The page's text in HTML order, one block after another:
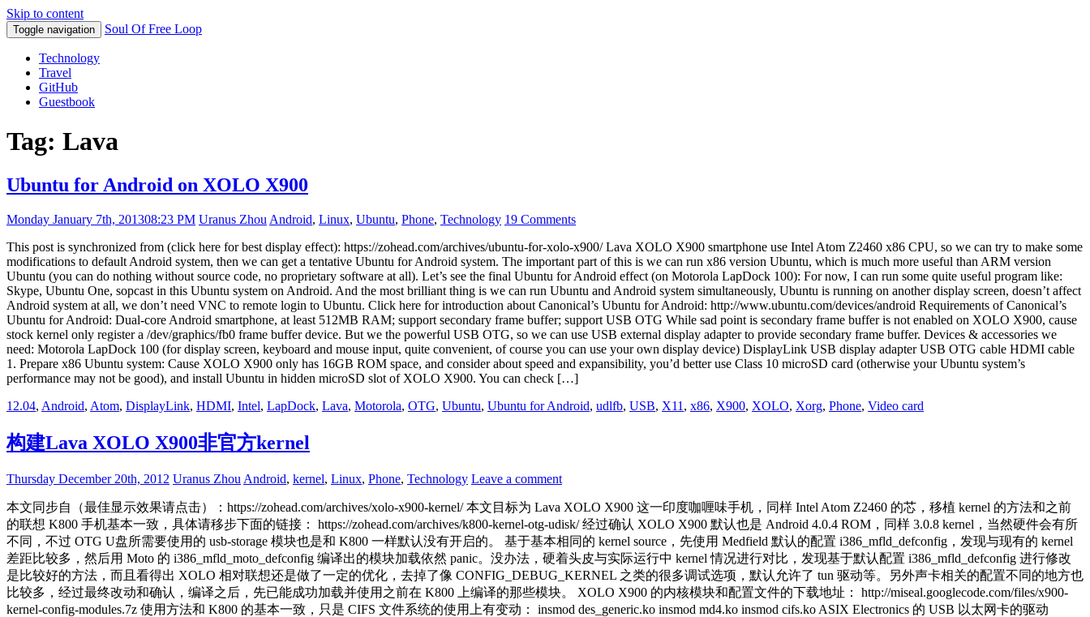
Skip to content
Toggle navigation Soul Of Free Loop
Technology
Travel
GitHub
Guestbook
Tag: Lava
Ubuntu for Android on XOLO X900
Monday January 7th, 201308:23 PM Uranus Zhou Android, Linux, Ubuntu, Phone, Technology 19 Comments
This post is synchronized from (click here for best display effect): https://zohead.com/archives/ubuntu-for-xolo-x900/ Lava XOLO X900 smartphone use Intel Atom Z2460 x86 CPU, so we can try to make some
modifications to default Android system, then we can get a tentative Ubuntu for Android system. The important part of this is we can run x86 version Ubuntu, which is much more useful than ARM version
Ubuntu (you can do nothing without source code, no proprietary software at all). Let’s see the final Ubuntu for Android effect (on Motorola LapDock 100): For now, I can run some quite useful program like:
Skype, Ubuntu One, sopcast in this Ubuntu system on Android. And the most brilliant thing is we can run Ubuntu and Android system simultaneously, Ubuntu is running on another display screen, doesn’t affect
Android system at all, we don’t need VNC to remote login to Ubuntu. Click here for introduction about Canonical’s Ubuntu for Android: http://www.ubuntu.com/devices/android Requirements of Canonical’s
Ubuntu for Android: Dual-core Android smartphone, at least 512MB RAM; support secondary frame buffer; support USB OTG While sad point is secondary frame buffer is not enabled on XOLO X900, cause
stock kernel only register a /dev/graphics/fb0 frame buffer device. But we the powerful USB OTG, so we can use USB external display adapter to provide secondary frame buffer. Devices & accessories we
need: Motorola LapDock 100 (for display screen, keyboard and mouse input, quite convenient, of course you can use your own display device) DisplayLink USB display adapter USB OTG cable HDMI cable
1. Prepare x86 Ubuntu system: Cause XOLO X900 only has 16GB ROM space, and consider about speed and expansibility, you’d better use Class 10 microSD card (otherwise your Ubuntu system’s
performance may not be good), and install Ubuntu in hidden microSD slot of XOLO X900. You can check […]
12.04, Android, Atom, DisplayLink, HDMI, Intel, LapDock, Lava, Motorola, OTG, Ubuntu, Ubuntu for Android, udlfb, USB, X11 , x86, X900, XOLO, Xorg, Phone, Video card
构建Lava XOLO X900非官方kernel
Thursday December 20th, 2012 Uranus Zhou Android, kernel, Linux, Phone, Technology Leave a comment
本文同步自（最佳显示效果请点击）：https://zohead.com/archives/xolo-x900-kernel/ 本文目标为 Lava XOLO X900 这一印度咖喱味手机，同样 Intel Atom Z2460 的芯，移植 kernel 的方法和之前
的联想 K800 手机基本一致，具体请移步下面的链接： https://zohead.com/archives/k800-kernel-otg-udisk/ 经过确认 XOLO X900 默认也是 Android 4.0.4 ROM，同样 3.0.8 kernel，当然硬件会有所
不同，不过 OTG U盘所需要使用的 usb-storage 模块也是和 K800 一样默认没有开启的。 基于基本相同的 kernel source，先使用 Medfield 默认的配置 i386_mfld_defconfig，发现与现有的 kernel
差距比较多，然后用 Moto 的 i386_mfld_moto_defconfig 编译出的模块加载依然 panic。没办法，硬着头皮与实际运行中 kernel 情况进行对比，发现基于默认配置 i386_mfld_defconfig 进行修改
是比较好的方法，而且看得出 XOLO 相对联想还是做了一定的优化，去掉了像 CONFIG_DEBUG_KERNEL 之类的很多调试选项，默认允许了 tun 驱动等。另外声卡相关的配置不同的地方也
比较多，经过最终改动和确认，编译之后，先已能成功加载并使用之前在 K800 上编译的那些模块。 XOLO X900 的内核模块和配置文件的下载地址： http://miseal.googlecode.com/files/x900-
kernel-config-modules.7z 使用方法和 K800 的基本一致，只是 CIFS 文件系统的使用上有变动： insmod des_generic.ko insmod md4.ko insmod cifs.ko ASIX Electronics 的 USB 以太网卡的驱动